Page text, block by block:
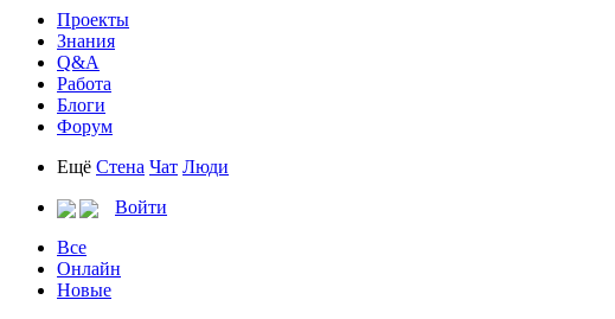
Проекты
Знания
Q&A
Работа
Блоги
Форум
Ещё Стена Чат Люди
Войти
Все
Онлайн
Новые